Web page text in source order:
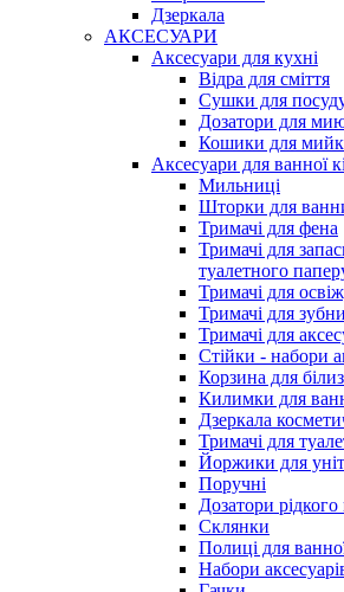
Дзеркала
АКСЕСУАРИ
Аксесуари для кухні
Відра для сміття
Сушки для
Дозатори для
Кошики для
Аксесуари для ванної
Мильниці
Шторки для
Тримачі для фена
Тримачі для
туалетного
Тримачі для
Тримачі для
Тримачі для
Стійки - набори
Корзина для
Килимки для
Дзеркала
Тримачі для
Йоржики для
Поручні
Дозатори
Склянки
Полиці для
Набори